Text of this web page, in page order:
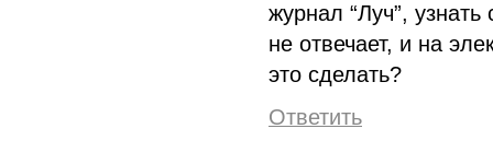
журнал “Луч”,
не отвечает, и на
это сделать?
Ответить